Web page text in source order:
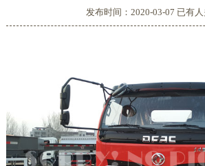
陕汽冷藏车 江淮冷藏
发布时间：2020-03-07 已有